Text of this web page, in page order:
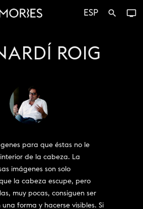
ESP search tv
ROIG
para que éstas no le
de la cabeza. La
imágenes son solo
la cabeza escupe, pero
muy pocas, consiguen ser
forma y hacerse visibles. Si